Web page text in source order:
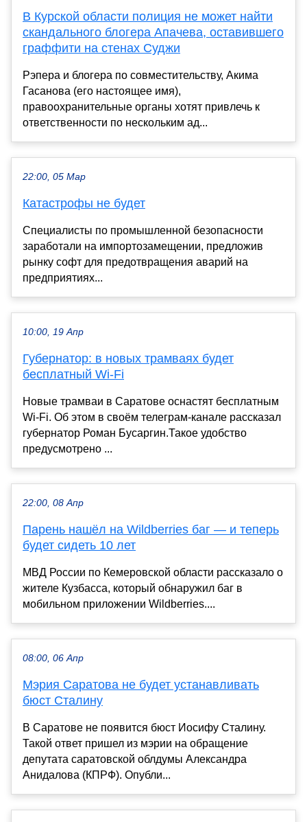
В Курской области полиция не может найти
скандального блогера Апачева, оставившего
граффити на стенах Суджи
Рэпера и блогера по совместительству, Акима
Гасанова (его настоящее имя),
правоохранительные органы хотят привлечь к
ответственности по нескольким ад...
22:00, 05 Мар
Катастрофы не будет
Специалисты по промышленной безопасности
заработали на импортозамещении, предложив
рынку софт для предотвращения аварий на
предприятиях...
10:00, 19 Апр
Губернатор: в новых трамваях будет
бесплатный Wi-Fi
Новые трамваи в Саратове оснастят бесплатным
Wi-Fi. Об этом в своём телеграм-канале рассказал
губернатор Роман Бусаргин.Такое удобство
предусмотрено ...
22:00, 08 Апр
Парень нашёл на Wildberries баг — и теперь
будет сидеть 10 лет
МВД России по Кемеровской области рассказало о
жителе Кузбасса, который обнаружил баг в
мобильном приложении Wildberries ....
08:00, 06 Апр
Мэрия Саратова не будет устанавливать
бюст Сталину
В Саратове не появится бюст Иосифу Сталину.
Такой ответ пришел из мэрии на обращение
депутата саратовской облдумы Александра
Анидалова (КПРФ). Опубли...